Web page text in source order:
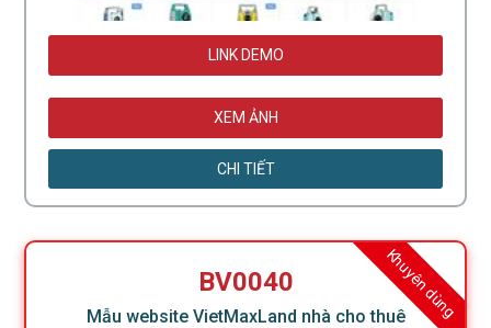
LINK DEMO
XEM ẢNH
CHI TIẾT
Khuyên dùng
BV0040
Mẫu website VietMaxLand nhà cho thuê